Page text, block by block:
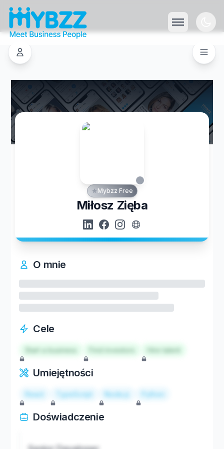
Mybzz Free
Miłosz Zięba
O mnie
Cele
Start a business Hire talent
Umiejętności
React TypeScript Node.js Python
Doświadczenie